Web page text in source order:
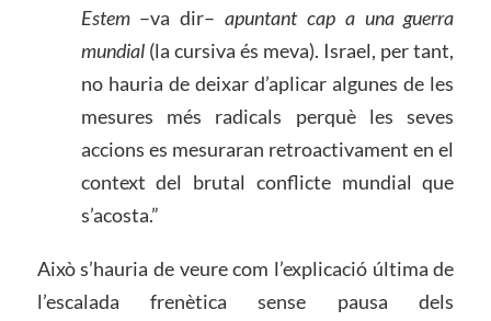
Estem–va dir–apuntant cap a una guerra
mundial(la cursiva és meva). Israel, per tant,
no hauria de deixar d’aplicar algunes de les
mesures més radicals perquè les seves
accions es mesuraran retroactivament en el
context del brutal conflicte mundial que
s’acosta.”
Això s’hauria de veure com l’explicació última de
l’escalada frenètica sense pausa dels